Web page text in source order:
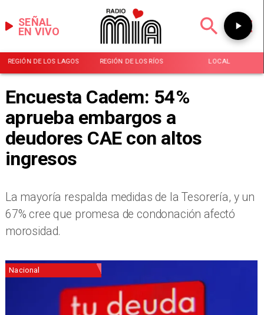
EN VIVO
SEÑAL
REGIÓN DE LOS LAGOS REGIÓN DE LOS RÍOS LOCAL
Encuesta Cadem: 54%
aprueba embargos a
deudores CAE con altos
ingresos
La mayoría respalda medidas de la Tesorería, y un
67% cree que promesa de condonación afectó
morosidad.
Nacional